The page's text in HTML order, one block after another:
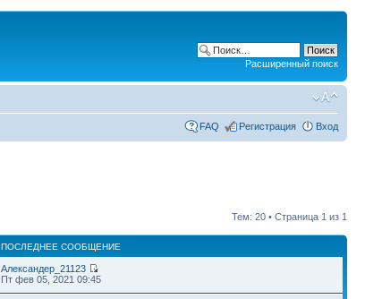
Расширенный поиск
FAQ Регистрация Вход
Тем: 20 • Страница 1 из 1
ПОСЛЕДНЕЕ СООБЩЕНИЕ
Александер_21123
Пт фев 05, 2021 09:45